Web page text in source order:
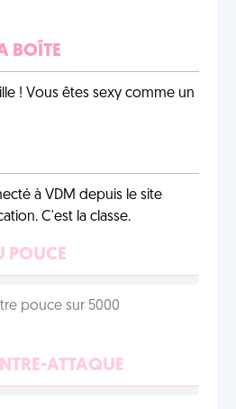
BOÎTE
! Vous êtes sexy comme un
à VDM depuis le site
C'est la classe.
POUCE
pouce sur 5000
ATTAQUE